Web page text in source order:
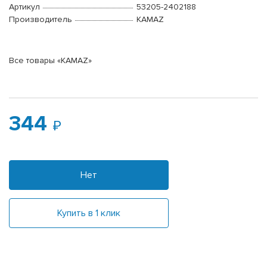
Артикул
53205-2402188
Производитель
KAMAZ
Все товары «KAMAZ»
344
Нет
Купить в 1 клик